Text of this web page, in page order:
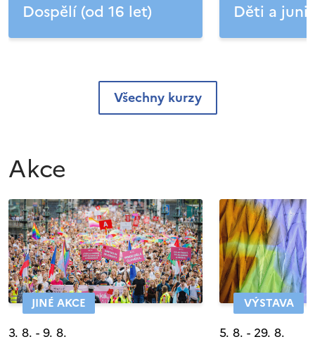
Dospělí (od 16 let) Děti a
Všechny kurzy
Akce
JINÉ AKCE
3. 8. - 9. 8.
VÝSTAVA
5. 8. - 29. 8.